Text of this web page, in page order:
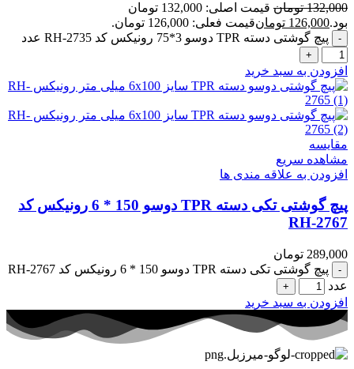
132,000 تومان
قیمت اصلی: 132,000 تومان
بود.126,000 تومانقیمت فعلی: 126,000 تومان.
پیچ گوشتی دسته TPR دوسو 3*75 رونیکس کد RH-2735 عدد
افزودن به سبد خرید
مقایسه
مشاهده سریع
افزودن به علاقه مندی ها
پیچ گوشتی تکی دسته TPR دوسو 150 * 6 رونیکس کد
RH-2767
289,000 تومان
پیچ گوشتی تکی دسته TPR دوسو 150 * 6 رونیکس کد RH-2767
عدد
افزودن به سبد خرید